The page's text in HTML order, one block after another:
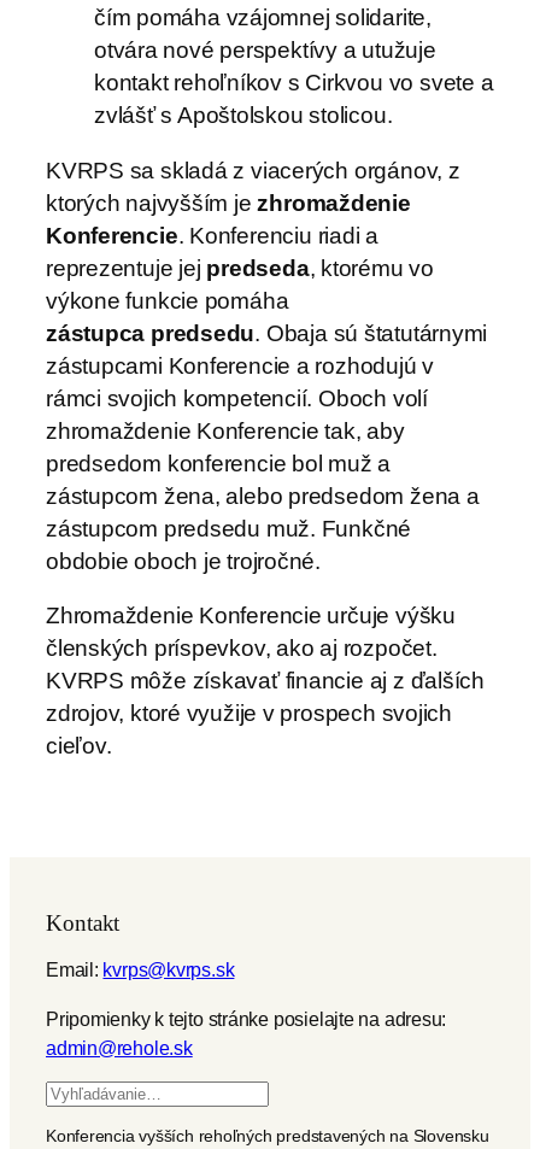
čím pomáha vzájomnej solidarite,
otvára nové perspektívy a utužuje
kontakt rehoľníkov s Cirkvou vo svete a
zvlášť s Apoštolskou stolicou.
KVRPS sa skladá z viacerých orgánov, z
ktorých najvyšším jezhromaždenie
Konferencie. Konferenciu riadi a
reprezentuje jej predseda, ktorému vo
výkone funkcie pomáha
zástupca predsedu. Obaja sú štatutárnymi
zástupcami Konferencie a rozhodujú v
rámci svojich kompetencií. Oboch volí
zhromaždenie Konferencie tak, aby
predsedom konferencie bol muž a
zástupcom žena, alebo predsedom žena a
zástupcom predsedu muž. Funkčné
obdobie oboch je trojročné.
Zhromaždenie Konferencie určuje výšku
členských príspevkov, ako aj rozpočet.
KVRPS môže získavať financie aj z ďalších
zdrojov, ktoré využije v prospech svojich
cieľov.
Kontakt
Email: kvrps@kvrps.sk
Pripomienky k tejto stránke posielajte na adresu:
admin@rehole.sk
H
ľKonferencia vyšších rehoľných predstavených na Slovensku